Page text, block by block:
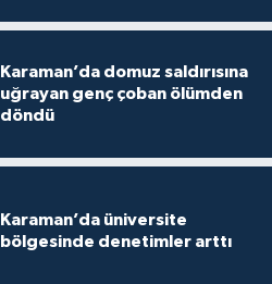
Karaman’da domuz saldırısına
uğrayan genç çoban ölümden
döndü
Karaman’da üniversite
bölgesinde denetimler arttı